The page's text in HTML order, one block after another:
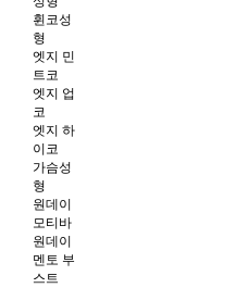
휜코성
형
엣지 민
트코
엣지 업
코
엣지 하
이코
가슴성
형
원데이
모티바
원데이
멘토 부
스트